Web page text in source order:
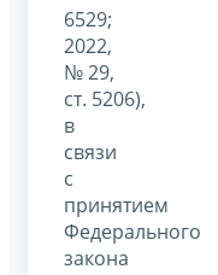
6529;
2022,
№ 29,
ст. 5206),
в
связи
с
принятием
Федерального
закона